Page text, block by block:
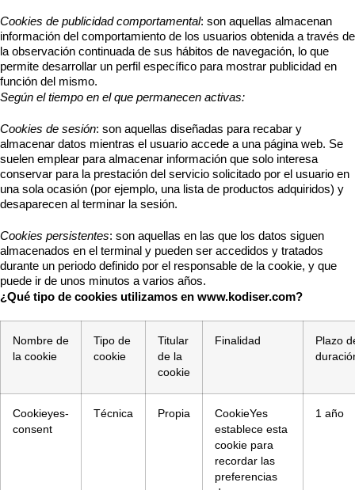
Cookies de publicidad comportamental: son aquellas almacenan
información del comportamiento de los usuarios obtenida a través de
la observación continuada de sus hábitos de navegación, lo que
permite desarrollar un perfil específico para mostrar publicidad en
función del mismo.
Según el tiempo en el que permanecen activas:
Cookies de sesión: son aquellas diseñadas para recabar y
almacenar datos mientras el usuario accede a una página web. Se
suelen emplear para almacenar información que solo interesa
conservar para la prestación del servicio solicitado por el usuario en
una sola ocasión (por ejemplo, una lista de productos adquiridos) y
desaparecen al terminar la sesión.
Cookies persistentes: son aquellas en las que los datos siguen
almacenados en el terminal y pueden ser accedidos y tratados
durante un periodo definido por el responsable de la cookie, y que
puede ir de unos minutos a varios años.
¿Qué tipo de cookies utilizamos en www.kodiser.com?
Nombre de
la cookie
Tipo de
cookie
Titular
de la
cookie
Finalidad
Plazo
Cookieyes-
consent
Técnica Propia
CookieYes
establece esta
cookie para
recordar las
preferencias
1 año